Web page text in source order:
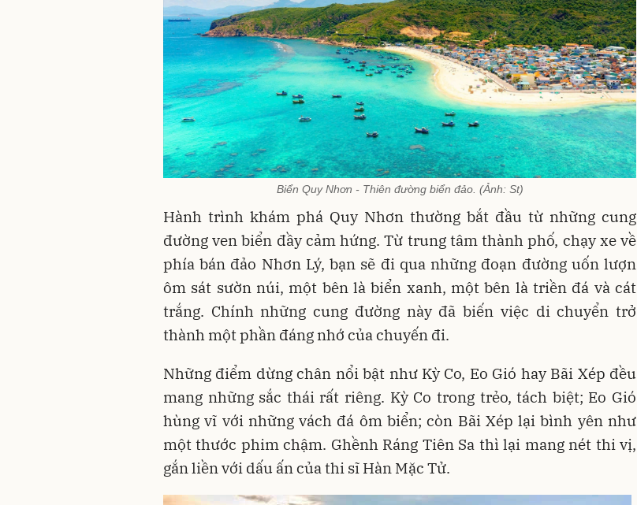
Biển Quy Nhơn - Thiên đường biển đảo. (Ảnh: St)
Hành trình khám phá Quy Nhơn thường bắt đầu từ những cung
đường ven biển đầy cảm hứng. Từ trung tâm thành phố, chạy xe về
phía bán đảo Nhơn Lý, bạn sẽ đi qua những đoạn đường uốn lượn
ôm sát sườn núi, một bên là biển xanh, một bên là triền đá và cát
trắng. Chính những cung đường này đã biến việc di chuyển trở
thành một phần đáng nhớ của chuyến đi.
Những điểm dừng chân nổi bật như Kỳ Co, Eo Gió hay Bãi Xép đều
mang những sắc thái rất riêng. Kỳ Co trong trẻo, tách biệt; Eo Gió
hùng vĩ với những vách đá ôm biển; còn Bãi Xép lại bình yên như
một thước phim chậm. Ghềnh Ráng Tiên Sa thì lại mang nét thi vị,
gắn liền với dấu ấn của thi sĩ Hàn Mặc Tử.